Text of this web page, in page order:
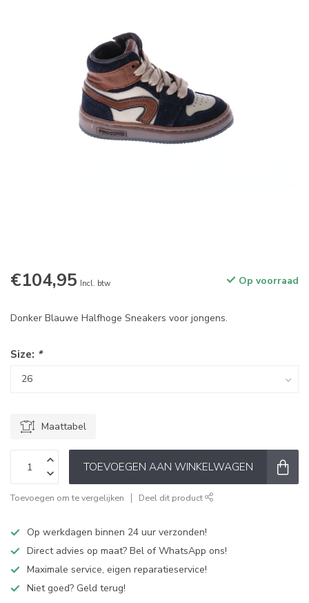
€104,95 Incl. btw Op voorraad
Donker Blauwe Halfhoge Sneakers voor jongens.
Size: *
Maattabel
TOEVOEGEN AAN WINKELWAGEN
Toevoegen om te vergelijken Deel dit product
Op werkdagen binnen 24 uur verzonden!
Direct advies op maat? Bel of WhatsApp ons!
Maximale service, eigen reparatieservice!
Niet goed? Geld terug!